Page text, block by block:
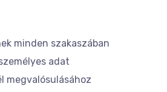
minden szakaszában
adat
megvalósulásához